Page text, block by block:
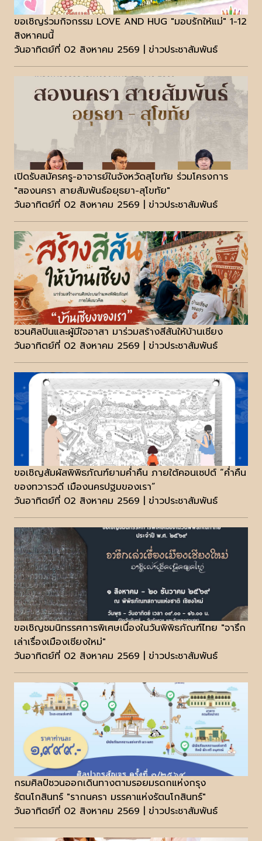
ขอเชิญร่วมกิจกรรม LOVE AND HUG "มอบรักให้แม่" 1-12
สิงหาคมนี้
วันอาทิตย์ที่ 02 สิงหาคม 2569 | ข่าวประชาสัมพันธ์
เปิดรับสมัครครู-อาจารย์ในจังหวัดสุโขทัย ร่วมโครงการ
"สองนครา สายสัมพันธ์อยุธยา-สุโขทัย"
วันอาทิตย์ที่ 02 สิงหาคม 2569 | ข่าวประชาสัมพันธ์
ชวนศิลปินและผู้มีใจอาสา มาร่วมสร้างสีสันให้บ้านเชียง
วันอาทิตย์ที่ 02 สิงหาคม 2569 | ข่าวประชาสัมพันธ์
ขอเชิญสัมผัสพิพิธภัณฑ์ยามค่ำคืน ภายใต้คอนเซปต์ “ค่ำคืน
ของทวารวดี เมืองนครปฐมของเรา”
วันอาทิตย์ที่ 02 สิงหาคม 2569 | ข่าวประชาสัมพันธ์
ขอเชิญชมนิทรรศการพิเศษเนื่องในวันพิพิธภัณฑ์ไทย "จารึก
เล่าเรื่องเมืองเชียงใหม่"
วันอาทิตย์ที่ 02 สิงหาคม 2569 | ข่าวประชาสัมพันธ์
กรมศิลป์ชวนออกเดินทางตามรอยมรดกแห่งกรุง
รัตนโกสินทร์ "รากนครา มรรคาแห่งรัตนโกสินทร์"
วันอาทิตย์ที่ 02 สิงหาคม 2569 | ข่าวประชาสัมพันธ์